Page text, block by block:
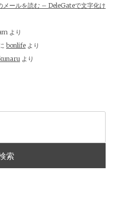
ールを読む – DeleGateで文字化け
より
bonlife より
より